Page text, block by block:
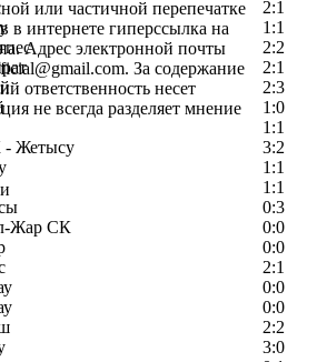
2:1
1:1
2:2
2:1
2:3
1:0
1:1
Жетысу
3:2
1:1
1:1
0:3
Жар СК
0:0
0:0
2:1
0:0
0:0
2:2
3:0
или частичной перепечатке
в интернете гиперссылка на
Адрес электронной почты
За содержание
ответственность несет
не всегда разделяет мнение